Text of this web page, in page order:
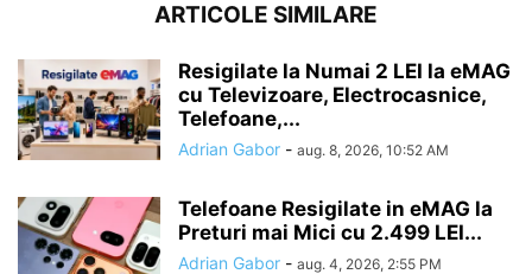
ARTICOLE SIMILARE
Resigilate la Numai 2 LEI la eMAG
cu Televizoare, Electrocasnice,
Telefoane,...
Adrian Gabor - aug. 8, 2026, 10:52 AM
Telefoane Resigilate in eMAG la
Preturi mai Mici cu 2.499 LEI...
Adrian Gabor - aug. 4, 2026, 2:55 PM